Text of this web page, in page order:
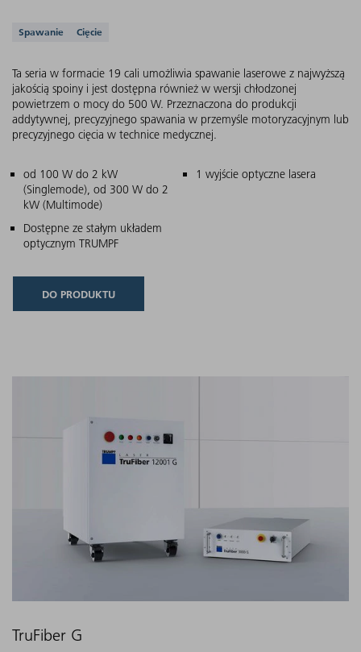
Obsługiwane aplikacje
Spawanie Cięcie
Ta seria w formacie 19 cali umożliwia spawanie laserowe z najwyższą
jakością spoiny i jest dostępna również w wersji chłodzonej
powietrzem o mocy do 500 W. Przeznaczona do produkcji
addytywnej, precyzyjnego spawania w przemyśle motoryzacyjnym lub
precyzyjnego cięcia w technice medycznej.
Główne cechy
od 100 W do 2 kW
(Singlemode), od 300 W do 2
kW (Multimode)
1 wyjście optyczne lasera
Dostępne ze stałym układem
optycznym TRUMPF
DO PRODUKTU
TruFiber G